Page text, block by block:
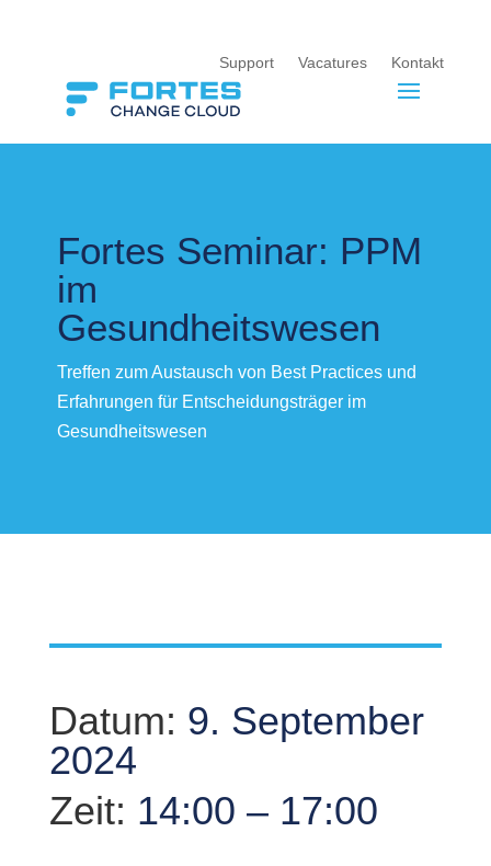
Support Vacatures Kontakt
Fortes Seminar: PPM
im
Gesundheitswesen
Treffen zum Austausch von Best Practices und
Erfahrungen für Entscheidungsträger im
Gesundheitswesen
Datum: 9. September
2024
Zeit: 14:00 – 17:00